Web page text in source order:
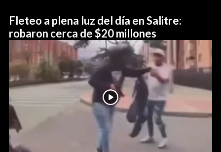
Fleteo a plena luz del día en Salitre:
robaron cerca de $20 millones